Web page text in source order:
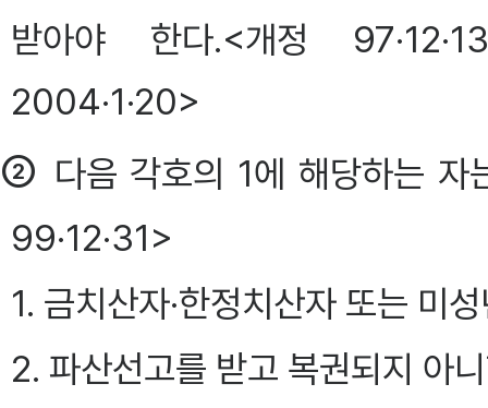
받아야 한다.<개정
2004·1·20>
② 다음 각호의 1에 해당하는
99·12·31>
1. 금치산자·한정치산자 또는 미
2. 파산선고를 받고 복권되지 아